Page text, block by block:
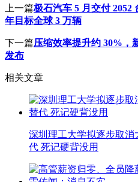
上一篇极石汽车 5 月交付 2052
年目标全球 3 万辆
下一篇压缩效率提升约 30%，
发布
相关文章
深圳理工大学拟逐步取
代 死记硬背没用